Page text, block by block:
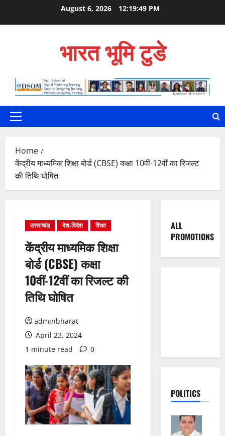
August 6, 2026 12:19:50 PM
भारत भूमि टुडे
Primary
Home
केंद्रीय माध्यमिक शिक्षा बोर्ड (CBSE) कक्षा 10वीं-12वीं का रिजल्ट
की तिथि घोषित
उत्तराखंड देश-विदेश शिक्षा
केंद्रीय माध्यमिक शिक्षा
बोर्ड (CBSE) कक्षा
10वीं-12वीं का रिजल्ट की
तिथि घोषित
adminbharat
April 23, 2024
1 minute read
0
ALL
PROMOTIONS
POLITICS